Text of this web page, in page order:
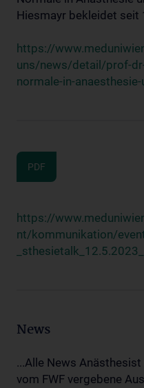
Hiesmayr bekleidet seit
https://
uns/news/detail/prof-
normale-in-
PDF
https://
nt/kommunikation/
News
...Alle News
vom FWF vergebene